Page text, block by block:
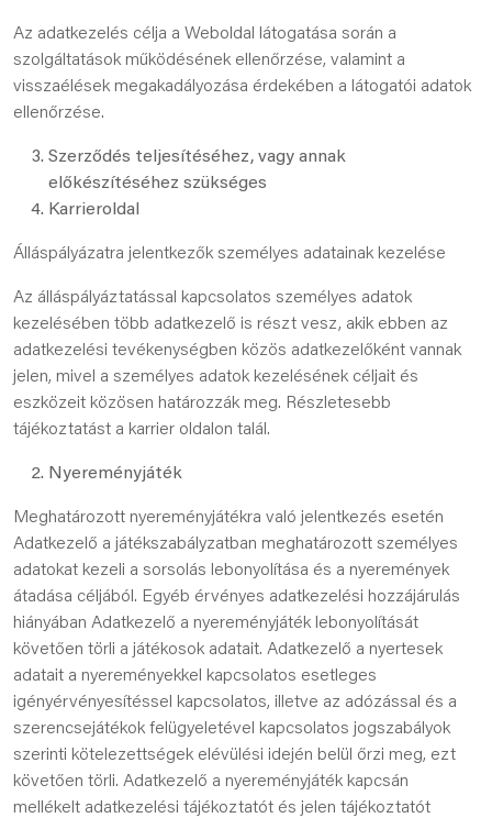
Az adatkezelés célja a Weboldal látogatása során a
szolgáltatások működésének ellenőrzése, valamint a
visszaélések megakadályozása érdekében a látogatói adatok
ellenőrzése.
Szerződés teljesítéséhez, vagy annak
előkészítéséhez szükséges
Karrieroldal
Álláspályázatra jelentkezők személyes adatainak kezelése
Az álláspályáztatással kapcsolatos személyes adatok
kezelésében több adatkezelő is részt vesz, akik ebben az
adatkezelési tevékenységben közös adatkezelőként vannak
jelen, mivel a személyes adatok kezelésének céljait és
eszközeit közösen határozzák meg. Részletesebb
tájékoztatást a karrier oldalon talál.
Nyereményjáték
Meghatározott nyereményjátékra való jelentkezés esetén
Adatkezelő a játékszabályzatban meghatározott személyes
adatokat kezeli a sorsolás lebonyolítása és a nyeremények
átadása céljából. Egyéb érvényes adatkezelési hozzájárulás
hiányában Adatkezelő a nyereményjáték lebonyolítását
követően törli a játékosok adatait. Adatkezelő a nyertesek
adatait a nyereményekkel kapcsolatos esetleges
igényérvényesítéssel kapcsolatos, illetve az adózással és a
szerencsejátékok felügyeletével kapcsolatos jogszabályok
szerinti kötelezettségek elévülési idején belül őrzi meg, ezt
követően törli. Adatkezelő a nyereményjáték kapcsán
mellékelt adatkezelési tájékoztatót és jelen tájékoztatót